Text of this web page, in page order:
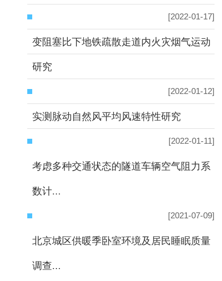
[2022-01-17]
变阻塞比下地铁疏散走道内火灾烟气运动
研究
[2022-01-12]
实测脉动自然风平均风速特性研究
[2022-01-11]
考虑多种交通状态的隧道车辆空气阻力系
数计...
[2021-07-09]
北京城区供暖季卧室环境及居民睡眠质量
调查...